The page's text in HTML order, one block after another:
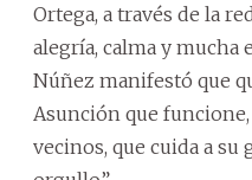
Ortega, a través de la
alegría, calma y mucha
Núñez manifestó que
Asunción que funcione,
vecinos, que cuida a su